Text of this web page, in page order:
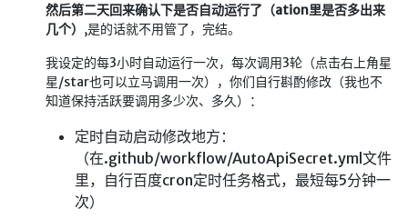
然后第二天回来确认下是否自动运行了（ation里是否多出来
几个） ,是的话就不用管了，完结。
我设定的每3小时自动运行一次，每次调用3轮（点击右上角星
星/star也可以立马调用一次），你们自行斟酌修改（我也不
知道保持活跃要调用多少次、多久）：
定时自动启动修改地方：
（在.github/workflow/AutoApiSecret.yml文件
里，自行百度cron定时任务格式，最短每5分钟一
次）
动画线分形
背景连线动画
蜂巢背景特效
夜色折现效果
🚩合集